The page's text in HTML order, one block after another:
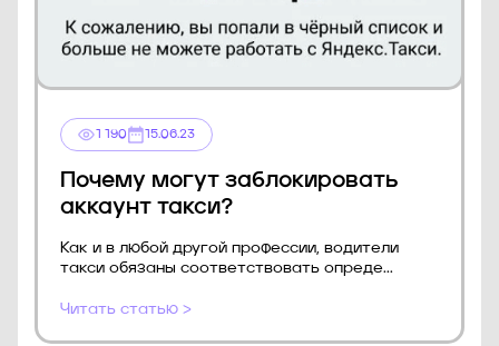
1 190 15.06.23
Почему могут заблокировать
аккаунт такси?
Как и в любой другой профессии, водители
такси обязаны соответствовать опреде...
Читать статью >